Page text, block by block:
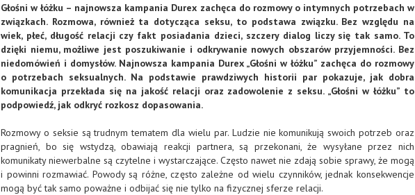
Głośni w łóżku – najnowsza kampania Durex zachęca do rozmowy o intymnych potrzebach w
związkach. Rozmowa, również ta dotycząca seksu, to podstawa związku. Bez względu na
wiek, płeć, długość relacji czy fakt posiadania dzieci, szczery dialog liczy się tak samo. To
dzięki niemu, możliwe jest poszukiwanie i odkrywanie nowych obszarów przyjemności. Bez
niedomówień i domysłów. Najnowsza kampania Durex „Głośni w łóżku” zachęca do rozmowy
o potrzebach seksualnych. Na podstawie prawdziwych historii par pokazuje, jak dobra
komunikacja przekłada się na jakość relacji oraz zadowolenie z seksu. „Głośni w łóżku” to
podpowiedź, jak odkryć rozkosz dopasowania.
Rozmowy o seksie są trudnym tematem dla wielu par. Ludzie nie komunikują swoich potrzeb oraz
pragnień, bo się wstydzą, obawiają reakcji partnera, są przekonani, że wysyłane przez nich
komunikaty niewerbalne są czytelne i wystarczające. Często nawet nie zdają sobie sprawy, że mogą
i powinni rozmawiać. Powody są różne, często zależne od wielu czynników, jednak konsekwencje
mogą być tak samo poważne i odbijać się nie tylko na fizycznej sferze relacji.